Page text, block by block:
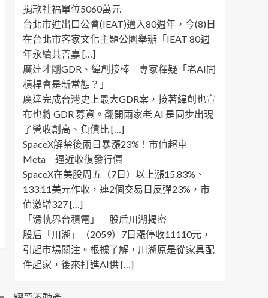
捐款社福單位5060萬元
台北市進出口公會(IEAT)邁入80週年，今(8)日
在台北市客家文化主題公園舉辦「IEAT 80週
年永續共善嘉 […]
廣達才剛GDR、緯創接棒 專家釋疑「老AI開
槓桿會是新常態？」
廣達完成台灣史上最大GDR案，接著緯創也宣
布也將 GDR 募資。翻開兩家老 AI 是同步出現
了營收創高、負債比 […]
SpaceX解禁後兩日暴漲23%！市值超車
Meta 逼近收復發行價
SpaceX在美股周五（7日）以上漲15.83%、
133.11美元作收，連2個交易日反彈23%，市
值激增327 […]
「滑軌界台積電」 股后川湖揭密
股后「川湖」（2059）7日漲停收11110元，
引起市場關注。根據了解，川湖原是從家具配
件起家，後來打進AI供 […]